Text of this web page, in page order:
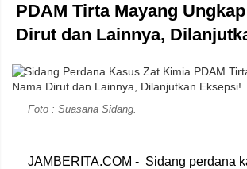
PDAM Tirta Mayang
Dirut dan Lainnya,
Foto : Suasana Sidang.
JAMBERITA.COM - Sidang perdana